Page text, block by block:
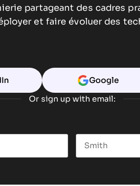
partageant des cadres
et faire évoluer des
Google
Or sign up with email: